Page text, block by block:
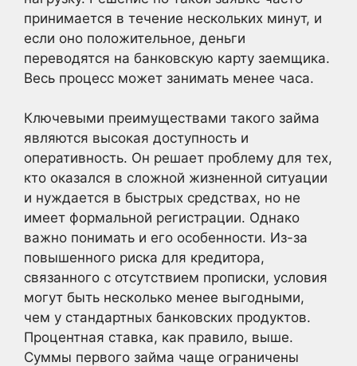
принимается в течение нескольких минут, и
если оно положительное, деньги
переводятся на банковскую карту заемщика.
Весь процесс может занимать менее часа.
Ключевыми преимуществами такого займа
являются высокая доступность и
оперативность. Он решает проблему для тех,
кто оказался в сложной жизненной ситуации
и нуждается в быстрых средствах, но не
имеет формальной регистрации. Однако
важно понимать и его особенности. Из-за
повышенного риска для кредитора,
связанного с отсутствием прописки, условия
могут быть несколько менее выгодными,
чем у стандартных банковских продуктов.
Процентная ставка, как правило, выше.
Суммы первого займа чаще ограничены